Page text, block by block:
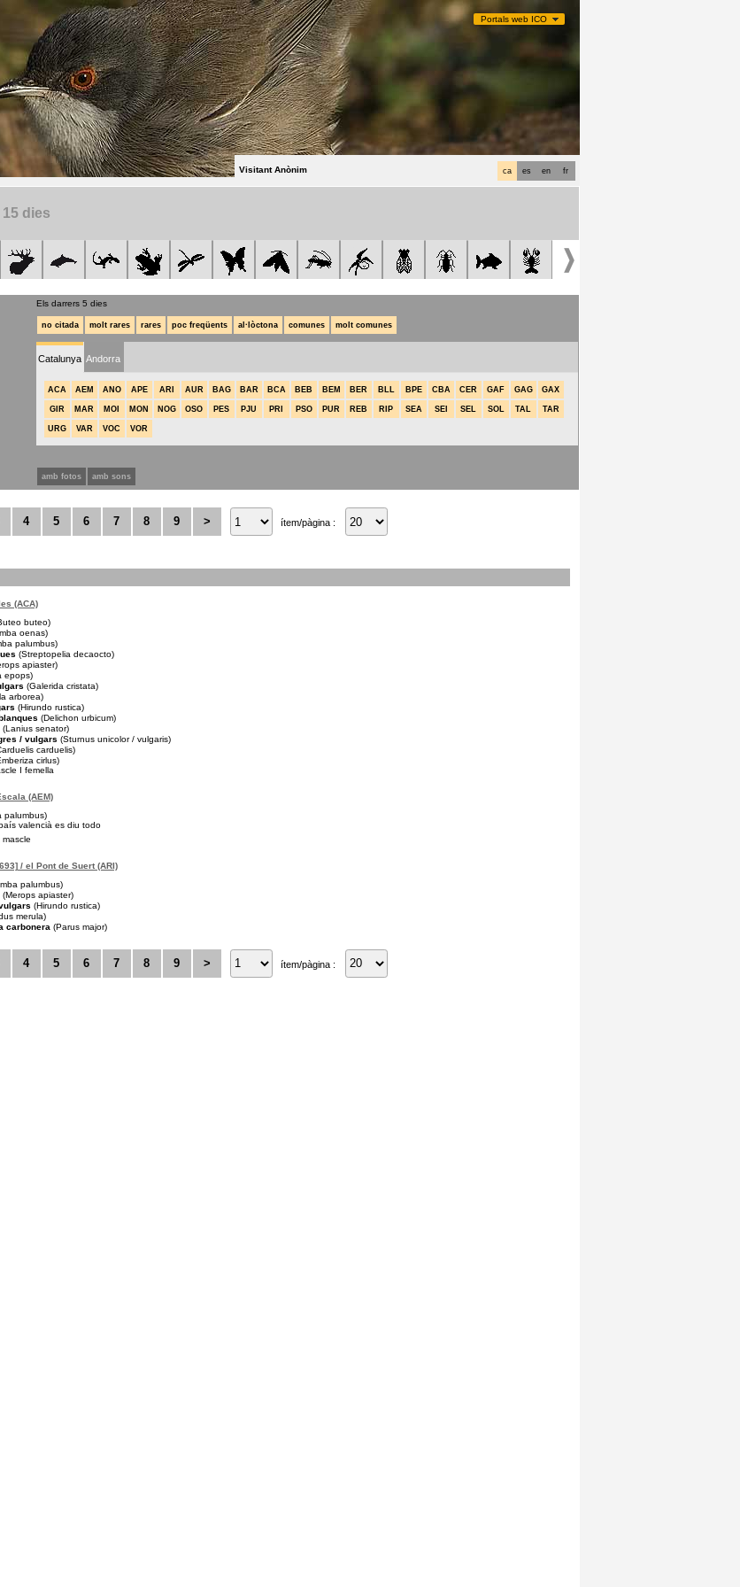
Portals web ICO
fr
en
es
ca
Visitant Anònim
dies
Els darrers 5 dies
no citada molt rares rares poc freqüents al·lòctona comunes molt comunes
Catalunya Andorra
ACA AEM ANO APE ARI AUR BAG BAR BCA BEB BEM BER BLL BPE CBA CER GAF GAG GAX
GIR MAR MOI MON NOG OSO PES PJU PRI PSO PUR REB RIP SEA SEI SEL SOL TAL TAR
URG VAR VOC VOR
amb fotos amb sons
4 5 6 7 8 9 > ítem/pàgina :
(ACA)
buteo)
oenas)
palumbus)
(Streptopelia decaocto)
apiaster)
epops)
(Galerida cristata)
arborea)
(Hirundo rustica)
(Delichon urbicum)
(Lanius senator)
/ vulgars (Sturnus unicolor / vulgaris)
carduelis)
cirlus)
I femella
(AEM)
palumbus)
valencià es diu todo
mascle
/ el Pont de Suert (ARI)
palumbus)
(Merops apiaster)
(Hirundo rustica)
merula)
carbonera (Parus major)
4 5 6 7 8 9 > ítem/pàgina :